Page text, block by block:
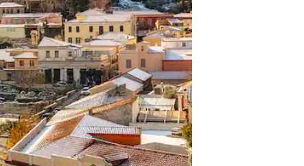
i w dół lub przeglądać je za pomocą gestów dotykowych lub